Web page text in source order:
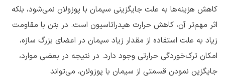
کاهش هزینه‌ها به علت جایگزینی سیمان با پوزولان نمی‌شود، بلکه
اثر مهم‌تر آن، کاهش حرارت هیدراتاسیون است. در بتن با مقاومت
زیاد به علت استفاده از مقدار زیاد سیمان در اعضای بزرگ سازه،
امکان ترک‌خوردگی حرارتی وجود دارد. در نتیجه در بعضی موارد،
جایگزین نمودن قسمتی از سیمان با پوزولان، می‌تواند